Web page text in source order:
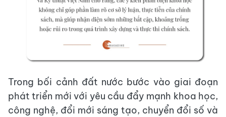
Trong bối cảnh đất nước bước vào giai đoạn
phát triển mới với yêu cầu đẩy mạnh khoa học,
công nghệ, đổi mới sáng tạo, chuyển đổi số và